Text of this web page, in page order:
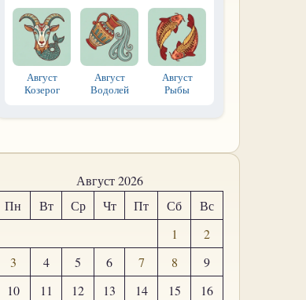
Август
Козерог
Август
Водолей
Август
Рыбы
Август 2026
Пн
Вт Ср Чт Пт Сб
Вс
1
2
3
4 5 6 7 8
9
10
11 12 13 14 15
16